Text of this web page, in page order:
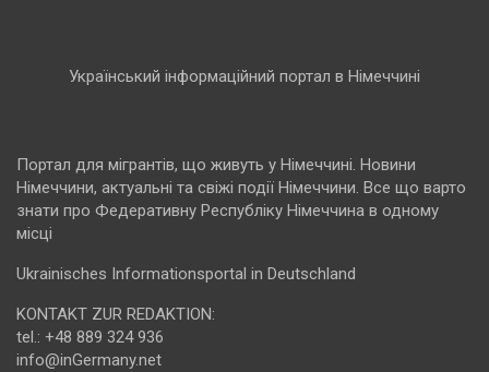
Український інформаційний портал в Німеччині
Портал для мігрантів, що живуть у Німеччині. Новини
Німеччини, актуальні та свіжі події Німеччини. Все що варто
знати про Федеративну Республіку Німеччина в одному
місці
Ukrainisches Informationsportal in Deutschland
KONTAKT ZUR REDAKTION:
tel.: +48 889 324 936
info@inGermany.net